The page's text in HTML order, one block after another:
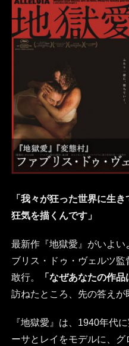
「我々が狂った世界に生
狂気を描くんです」
最新作『地獄愛』がいよ
ブリス・ドゥ・ヴェルツ
敢行。
「なぜあなたの作
訪ねたところ、先の答えが
『地獄愛』は、1940年代
ーサとレイをモデルに、